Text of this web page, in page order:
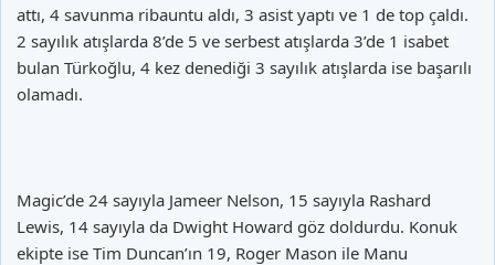
attı, 4 savunma ribauntu aldı, 3 asist yaptı ve 1 de top çaldı.
2 sayılık atışlarda 8’de 5 ve serbest atışlarda 3’de 1 isabet
bulan Türkoğlu, 4 kez denediği 3 sayılık atışlarda ise başarılı
olamadı.
Magic’de 24 sayıyla Jameer Nelson, 15 sayıyla Rashard
Lewis, 14 sayıyla da Dwight Howard göz doldurdu. Konuk
ekipte ise Tim Duncan’ın 19, Roger Mason ile Manu